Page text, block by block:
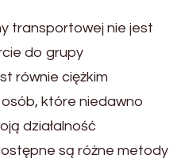
transportowej nie jest
do grupy
równie ciężkim
które niedawno
działalność
są różne metody